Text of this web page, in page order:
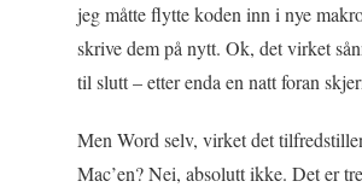
jeg måtte flytte koden inn i nye
skrive dem på nytt. Ok, det virket
til slutt – etter enda en natt foran
Men Word selv, virket det
Mac’en? Nei, absolutt ikke. Det er